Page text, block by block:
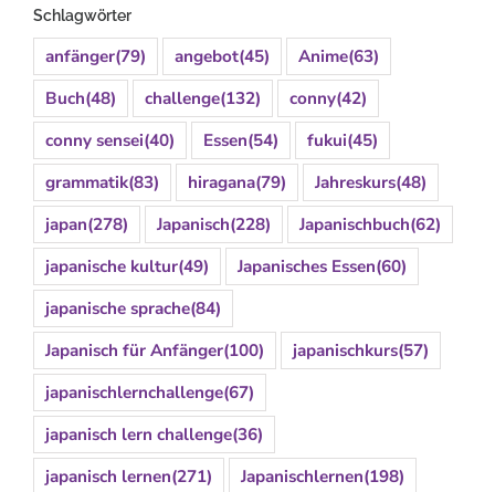
Schlagwörter
anfänger(79) angebot(45) Anime(63)
Buch(48) challenge(132) conny(42)
conny sensei(40) Essen(54) fukui(45)
grammatik(83) hiragana(79) Jahreskurs(48)
japan(278) Japanisch(228) Japanischbuch(62)
japanische kultur(49) Japanisches Essen(60)
japanische sprache(84)
Japanisch für Anfänger(100) japanischkurs(57)
japanischlernchallenge(67)
japanisch lern challenge(36)
japanisch lernen(271) Japanischlernen(198)